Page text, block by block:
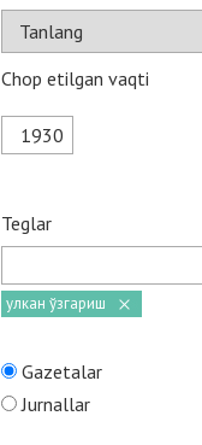
Chop etilgan vaqti
Teglar
улкан ўзгариш
Gazetalar
Jurnallar